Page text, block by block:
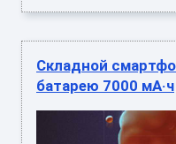
Складной
батарею 7000 мА·ч